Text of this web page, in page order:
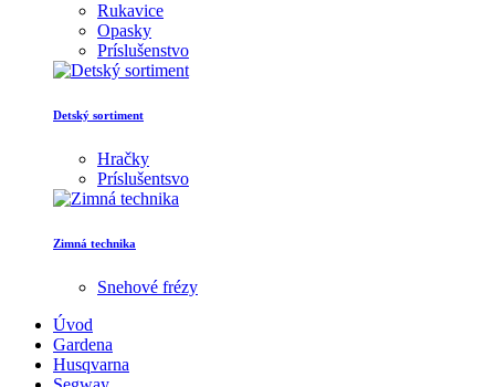
Rukavice
Opasky
Príslušenstvo
Detský sortiment
Hračky
Príslušentsvo
Zimná technika
Snehové frézy
Úvod
Gardena
Husqvarna